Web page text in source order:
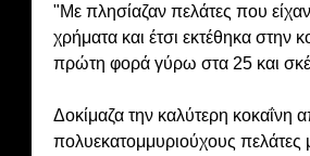
"Με πλησίαζαν πελάτες που
χρήματα και έτσι εκτέθηκα στην
πρώτη φορά γύρω στα 25 και
Δοκίμαζα την καλύτερη κοκαΐνη
πολυεκατομμυριούχους πελάτες